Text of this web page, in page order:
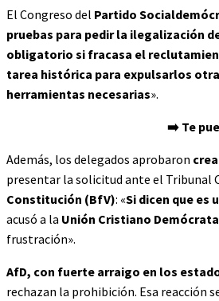
El Congreso del Partido
pruebas para pedir la ilegalización
obligatorio si fracasa el
tarea histórica para expulsarlos
herramientas necesarias».
➡️ Te
Además, los delegados aprobaron
presentar la solicitud ante el Tribunal
Constitución (BfV): «Si dicen que es
acusó a la Unión Cristiano Demócrata
frustración».
AfD, con fuerte arraigo en los
rechazan la prohibición. Esa reacción